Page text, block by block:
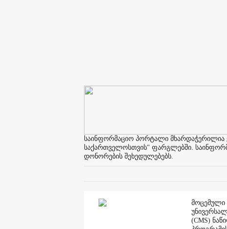
საინფორმაციო პორტალი მხარდაჭერილია
საქართველოსთვის" ფარგლებში.
დონორების შეხედულებებს.
მოცემული
(CMS)